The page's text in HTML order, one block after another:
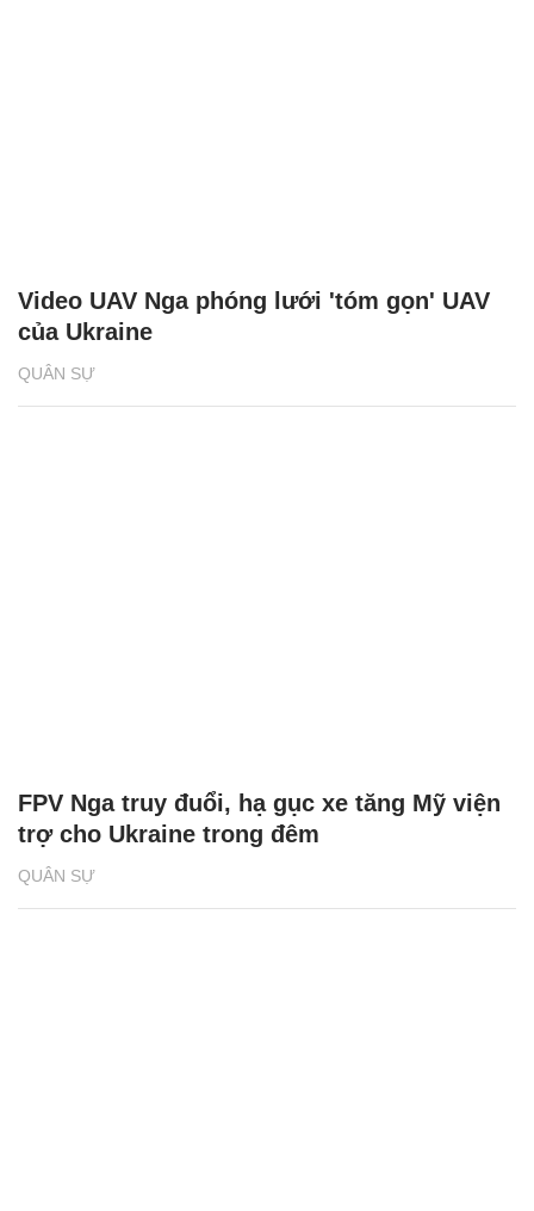
QUÂN SỰ
Video UAV Nga phóng lưới 'tóm gọn' UAV
của Ukraine
QUÂN SỰ
FPV Nga truy đuổi, hạ gục xe tăng Mỹ viện
trợ cho Ukraine trong đêm